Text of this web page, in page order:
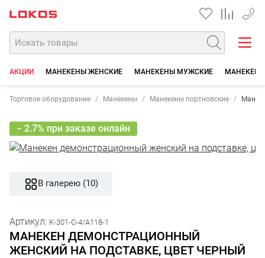
+7
АКЦИИ МАНЕКЕНЫ ЖЕНСКИЕ МАНЕКЕНЫ МУЖСКИЕ
Торговое оборудование Манекены Манекены портновские
− 2.7% при заказе онлайн
В галерею (10)
Артикул: К-301-С-4/A118-1
МАНЕКЕН ДЕМОНСТРАЦИОННЫЙ
ЖЕНСКИЙ НА ПОДСТАВКЕ, ЦВЕТ ЧЕРНЫЙ